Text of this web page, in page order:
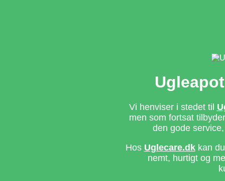
Vi henviser i stedet til
men som fortsat
den gode
Hos Uglecare.dkkan du
nemt, hurtigt og